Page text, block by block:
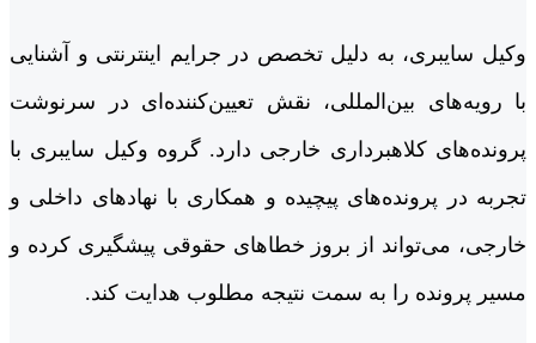
وکیل سایبری، به دلیل تخصص در جرایم اینترنتی و آشنایی
با رویه‌های بین‌المللی، نقش تعیین‌کننده‌ای در سرنوشت
پرونده‌های کلاهبرداری خارجی دارد. گروه وکیل سایبری با
تجربه در پرونده‌های پیچیده و همکاری با نهادهای داخلی و
خارجی، می‌تواند از بروز خطاهای حقوقی پیشگیری کرده و
مسیر پرونده را به سمت نتیجه مطلوب هدایت کند.